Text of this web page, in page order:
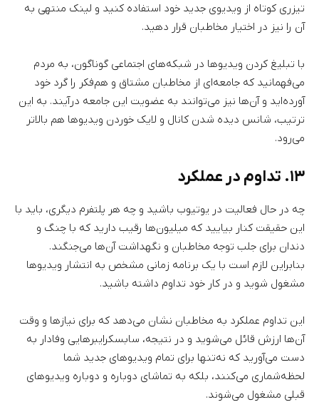
تیزری کوتاه از ویدیوی جدید خود استفاده کنید و لینک منتهی به
آن را نیز در اختیار مخاطبان قرار دهید.
با تبلیغ کردن ویدیوها در شبکه‌های اجتماعی گوناگون، به مردم
می‌فهمانید که جامعه‌ای از مخاطبان مشتاق و هم‌فکر را گرد خود
آورده‌اید و آن‌ها نیز می‌توانند به عضویت این جامعه درآیند. به این
ترتیب، شانس دیده شدن کانال و لایک خوردن ویدیوها هم بالاتر
می‌رود.
۱۳. تداوم در عملکرد
چه در حال فعالیت در یوتیوب باشید و چه هر پلتفرم دیگری، باید با
این حقیقت کنار بیایید که میلیون‌ها رقیب دارید که با چنگ و
دندان برای جلب توجه مخاطبان و نگهداشت آن‌ها می‌جنگند.
بنابراین لازم است با یک برنامه زمانی مشخص به انتشار ویدیوها
مشغول شوید و در کار خود تداوم داشته باشید.
این تداوم عملکرد به مخاطبان نشان می‌دهد که برای نیازها و وقت
آن‌ها ارزش قائل می‌شوید و در نتیجه، سابسکرایبرهایی وفادار به
دست می‌آورید که نه‌تنها برای تمام ویدیوهای جدید شما
لحظه‌شماری می‌کنند، بلکه به تماشای دوباره و دوباره ویدیوهای
قبلی مشغول می‌شوند.